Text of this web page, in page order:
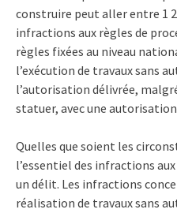
construire peut aller entre 1
infractions aux règles de
règles fixées au niveau
l’exécution de travaux sans
l’autorisation délivrée,
statuer, avec une
Quelles que soient les
l’essentiel des infractions
un délit. Les infractions
réalisation de travaux sans